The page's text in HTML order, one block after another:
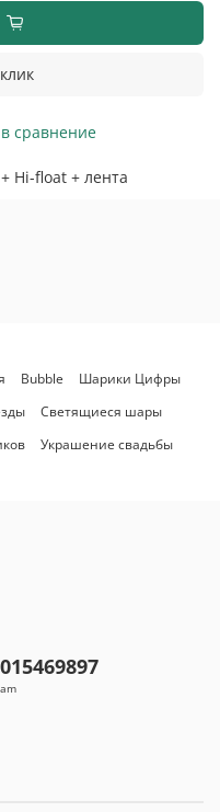
сравнение
Hi-float + лента
Bubble
Шарики Цифры
Светящиеся шары
Украшение свадьбы